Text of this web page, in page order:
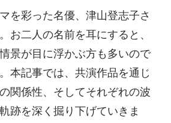
を彩った名優、津山登志子さ
お二人の名前を耳にすると、
景が目に浮かぶ方も多いので
本記事では、共演作品を通じ
関係性、そしてそれぞれの波
跡を深く掘り下げていきま